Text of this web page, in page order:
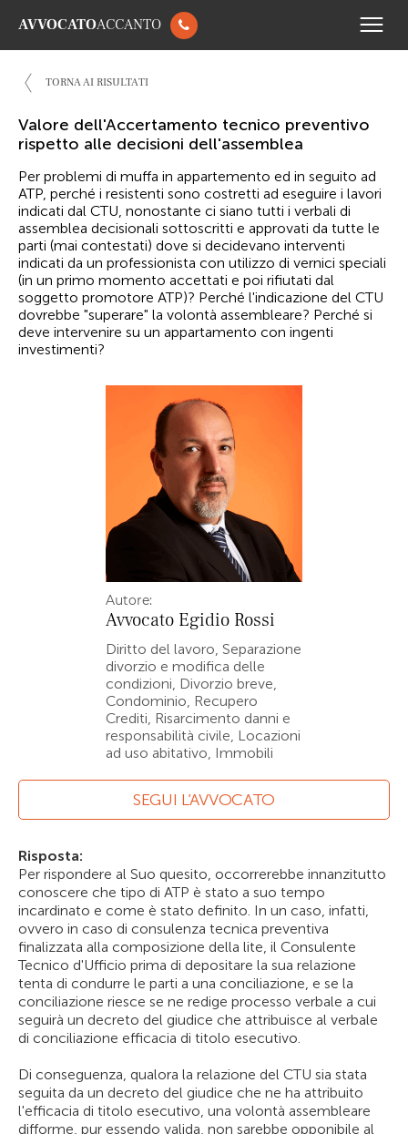
AVVOCATOACCANTO
TORNA AI RISULTATI
Valore dell'Accertamento tecnico preventivo
rispetto alle decisioni dell'assemblea
Per problemi di muffa in appartemento ed in seguito ad
ATP, perché i resistenti sono costretti ad eseguire i lavori
indicati dal CTU, nonostante ci siano tutti i verbali di
assemblea decisionali sottoscritti e approvati da tutte le
parti (mai contestati) dove si decidevano interventi
indicati da un professionista con utilizzo di vernici speciali
(in un primo momento accettati e poi rifiutati dal
soggetto promotore ATP)? Perché l'indicazione del CTU
dovrebbe "superare" la volontà assembleare? Perché si
deve intervenire su un appartamento con ingenti
investimenti?
Autore:
Avvocato Egidio Rossi
Diritto del lavoro, Separazione
divorzio e modifica delle
condizioni, Divorzio breve,
Condominio, Recupero
Crediti, Risarcimento danni e
responsabilità civile, Locazioni
ad uso abitativo, Immobili
SEGUI L’AVVOCATO
Risposta:
Per rispondere al Suo quesito, occorrerebbe innanzitutto
conoscere che tipo di ATP è stato a suo tempo
incardinato e come è stato definito. In un caso, infatti,
ovvero in caso di consulenza tecnica preventiva
finalizzata alla composizione della lite, il Consulente
Tecnico d'Ufficio prima di depositare la sua relazione
tenta di condurre le parti a una conciliazione, e se la
conciliazione riesce se ne redige processo verbale a cui
seguirà un decreto del giudice che attribuisce al verbale
di conciliazione efficacia di titolo esecutivo.
Di conseguenza, qualora la relazione del CTU sia stata
seguita da un decreto del giudice che ne ha attribuito
l'efficacia di titolo esecutivo, una volontà assembleare
difforme, pur essendo valida, non sarebbe opponibile al